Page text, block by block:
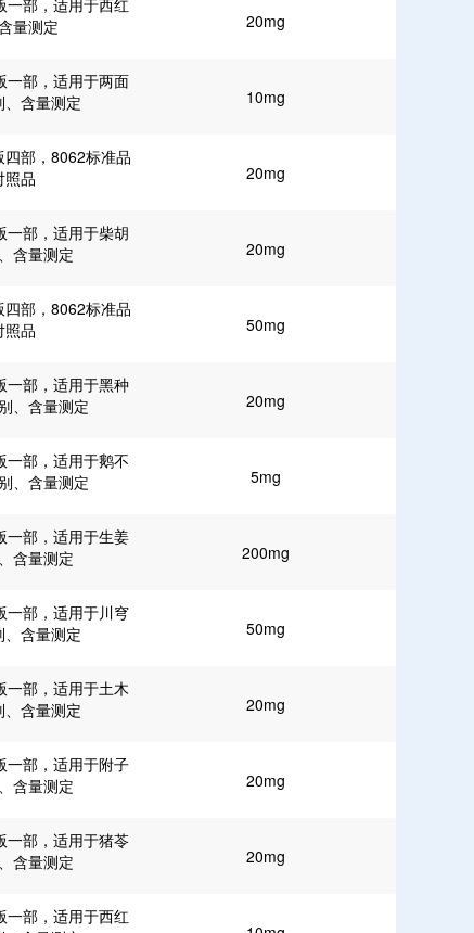
一部，适用于西红
量测定
20mg
一部，适用于两面
含量测定
10mg
部，8062标准品
照品
20mg
一部，适用于柴胡
含量测定
20mg
部，8062标准品
照品
50mg
一部，适用于黑种
、含量测定
20mg
一部，适用于鹅不
、含量测定
5mg
一部，适用于生姜
含量测定
200mg
一部，适用于川穹
含量测定
50mg
一部，适用于土木
含量测定
20mg
一部，适用于附子
含量测定
20mg
一部，适用于猪苓
含量测定
20mg
一部，适用于西红